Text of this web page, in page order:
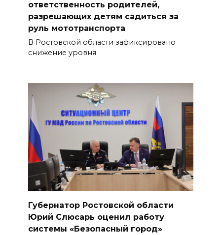
ответственность родителей,
разрешающих детям садиться за
руль мототранспорта
В Ростовской области зафиксировано
снижение уровня
Губернатор Ростовской области
Юрий Слюсарь оценил работу
системы «Безопасный город»